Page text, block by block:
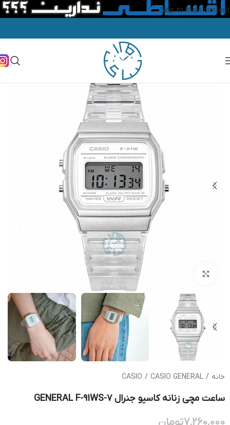
Skip to main content
خانه /
CASIO / CASIO GENERAL
ساعت مچی زنانه کاسیو جنرال GENERAL F-91WS-7
7,260,000تومان